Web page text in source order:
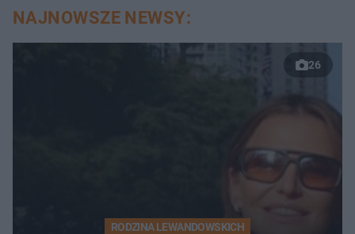
NAJNOWSZE NEWSY:
26
RODZINA LEWANDOWSKICH